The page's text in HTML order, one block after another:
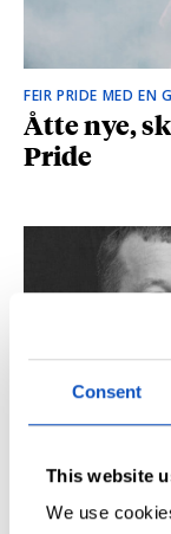
Consent
This website
We use
FEIR PRIDE MED EN
Åtte nye,
Pride
SÅ DU NRK-
Didrik M.